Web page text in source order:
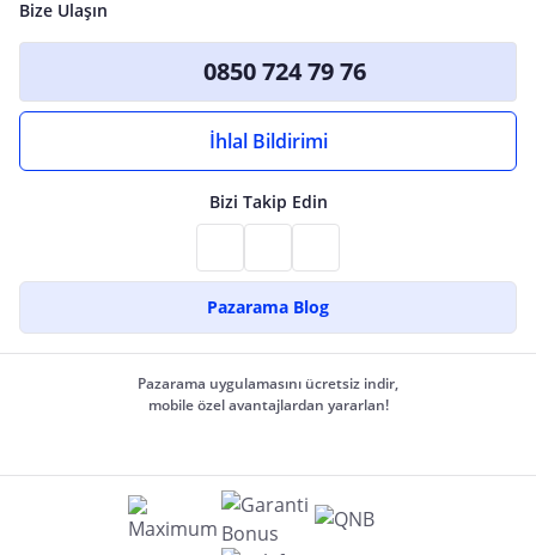
Bize Ulaşın
0850 724 79 76
İhlal Bildirimi
Bizi Takip Edin
Pazarama Blog
Pazarama uygulamasını ücretsiz indir,
mobile özel avantajlardan yararlan!